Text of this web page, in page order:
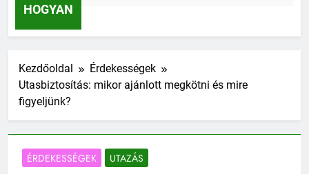
HOGYAN
Kezdőoldal
Érdekességek
Utasbiztosítás: mikor ajánlott megkötni és mire
figyeljünk?
ÉRDEKESSÉGEK UTAZÁS